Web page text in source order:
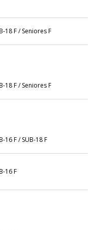
18 F / Seniores F
18 F / Seniores F
16 F / SUB-18 F
16 F